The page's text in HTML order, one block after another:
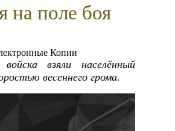
на поле боя
Копии
войска взяли населённый
весеннего грома.